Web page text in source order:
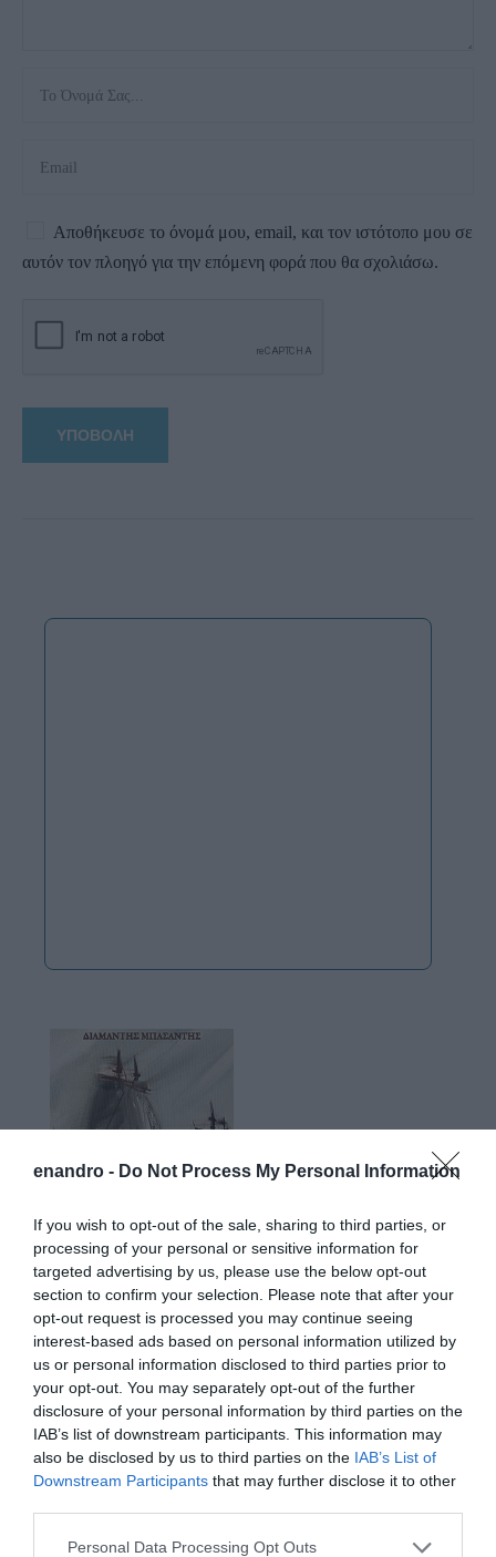
enandro - Do Not Process My Personal Information
If you wish to opt-out of the sale, sharing to third parties, or
processing of your personal or sensitive information for
targeted advertising by us, please use the below opt-out
section to confirm your selection. Please note that after your
opt-out request is processed you may continue seeing
interest-based ads based on personal information utilized by
us or personal information disclosed to third parties prior to
your opt-out. You may separately opt-out of the further
disclosure of your personal information by third parties on the
IAB’s list of downstream participants. This information may
also be disclosed by us to third parties on the IAB’s List of
Downstream Participants that may further disclose it to other
Please note that this website/app uses one or more Google
Personal Data Processing Opt Outs
Αποθήκευσε το όνομά μου, email, και τον ιστότοπο μου σε
αυτόν τον πλοηγό για την επόμενη φορά που θα σχολιάσω.